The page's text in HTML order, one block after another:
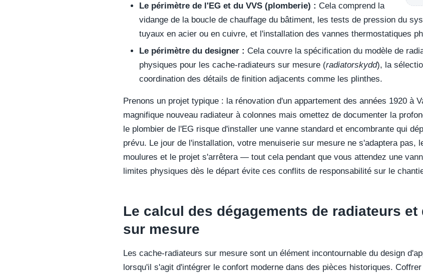
Le périmètre de l'EG et du VVS (plomberie) : Cela comprend la
vidange de la boucle de chauffage du bâtiment, les tests de pression du
tuyaux en acier ou en cuivre, et l'installation des vannes thermostatiques
Le périmètre du designer : Cela couvre la spécification du modèle de
physiques pour les cache-radiateurs sur mesure (radiatorskydd), la
coordination des détails de finition adjacents comme les plinthes.
Prenons un projet typique : la rénovation d'un appartement des années 1920 à
magnifique nouveau radiateur à colonnes mais omettez de documenter la
le plombier de l'EG risque d'installer une vanne standard et encombrante qui
prévu. Le jour de l'installation, votre menuiserie sur mesure ne s'adaptera pas,
moulures et le projet s'arrêtera — tout cela pendant que vous attendez une
limites physiques dès le départ évite ces conflits de responsabilité sur le
Le calcul des dégagements de radiateurs et
sur mesure
Les cache-radiateurs sur mesure sont un élément incontournable du design
lorsqu'il s'agit d'intégrer le confort moderne dans des pièces historiques.